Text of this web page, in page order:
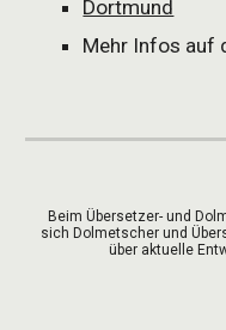
Dortmund
Mehr Infos auf
Beim Übersetzer- und
sich Dolmetscher und
über aktuelle